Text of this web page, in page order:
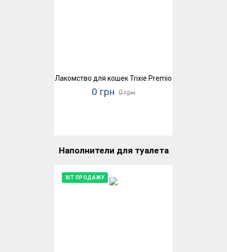
Лакомство для кошек Trixie Premio Ducky Hearts
0 грн 0 грн
Наполнители для туалета
ХІТ ПРОДАЖУ